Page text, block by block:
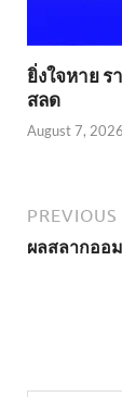
ยิ่งใจหาย ร
สลด
August 7, 2026
PREVIOUS
ผลสลากออ